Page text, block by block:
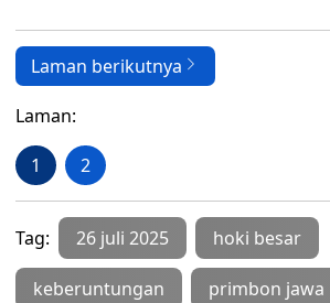
Laman berikutnya
Laman:
1 2
Tag: 26 juli 2025 hoki besar
keberuntungan primbon jawa